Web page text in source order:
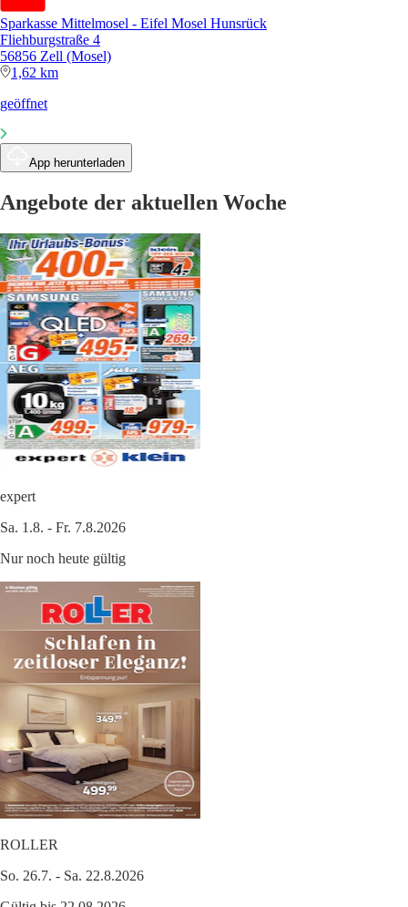
Sparkasse Mittelmosel - Eifel Mosel Hunsrück
Fliehburgstraße 4
56856 Zell (Mosel)
1,62 km
geöffnet
App herunterladen
Angebote der aktuellen Woche
expert
Sa. 1.8. - Fr. 7.8.2026
Nur noch heute gültig
ROLLER
So. 26.7. - Sa. 22.8.2026